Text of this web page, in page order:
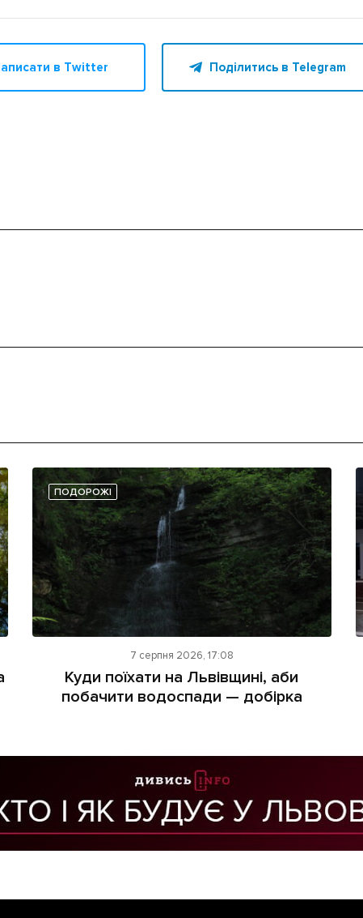
в Twitter Поділитись в Telegram
ПОДОРОЖІ
7 серпня 2026, 17:08
Куди поїхати на Львівщині, аби
побачити водоспади — добірка